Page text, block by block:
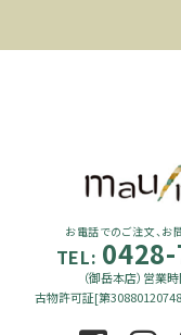
お電話でのご注文、お
TEL:
（御岳本店）営業
古物許可証[第